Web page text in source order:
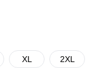
XL 2XL